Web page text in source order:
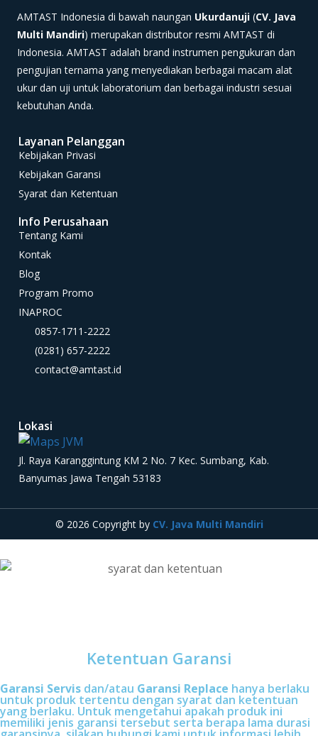
AMTAST Indonesia di bawah naungan Ukurdanuji (CV. Java
Multi Mandiri) merupakan distributor resmi AMTAST di
Indonesia. AMTAST adalah brand instrumen pengukuran dan
pengujian ternama yang menyediakan berbagai macam alat
ukur dan uji untuk laboratorium dan berbagai industri sesuai
kebutuhan Anda.
Layanan Pelanggan
Kebijakan Privasi
Kebijakan Garansi
Syarat dan Ketentuan
Info Perusahaan
Tentang Kami
Kontak
Blog
Program Promo
INAPROC
0857-1711-2222
(0281) 657-2222
contact@amtast.id
Lokasi
Jl. Raya Karanggintung KM 2 No. 7 Kec. Sumbang, Kab.
Banyumas Jawa Tengah 53183
© 2026 Copyright by CV. Java Multi Mandiri
Ketentuan Garansi
Garansi Servis dan/atau Garansi Replace hanya berlaku
untuk produk tertentu dengan syarat dan ketentuan
yang berlaku. Untuk mengetahui apakah produk ini
memiliki jenis garansi tersebut serta berapa lama durasi